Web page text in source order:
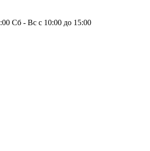
Сб - Вс c 10:00 до 15:00